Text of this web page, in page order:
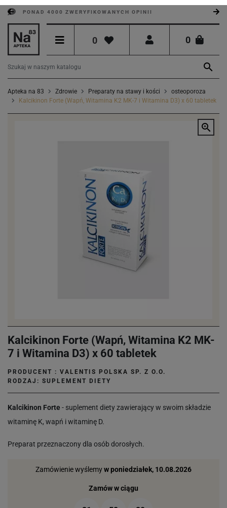
PONAD 4000 ZWERYFIKOWANYCH OPINII
0 0

Apteka na 83 Zdrowie Preparaty na stawy i kości
osteoporoza
Kalcikinon Forte (Wapń, Witamina K2 MK-7 i Witamina D3) x 60 tabletek

Kalcikinon Forte (Wapń, Witamina K2 MK-
7 i Witamina D3) x 60 tabletek
PRODUCENT : VALENTIS POLSKA SP. Z O.O.
RODZAJ: SUPLEMENT DIETY
Kalcikinon Forte - suplement diety zawierający w swoim składzie
witaminę K, wapń i witaminę D.
Preparat przeznaczony dla osób dorosłych.
Zamówienie wyślemyw poniedziałek, 10.08.2026
Zamów w ciągu